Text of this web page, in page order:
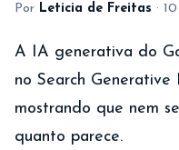
Por Leticia de Freitas ·
A IA generativa do
no Search Generative
mostrando que nem
quanto parece.